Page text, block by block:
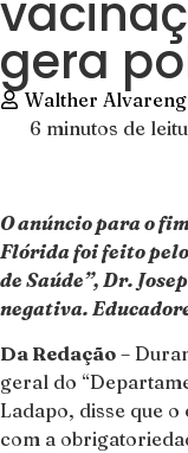
gera
Walther
6 minutos de
O anúncio para o
Flórida foi feito
de Saúde”, Dr.
negativa.
Da Redação –
geral do
Ladapo, disse que
com a